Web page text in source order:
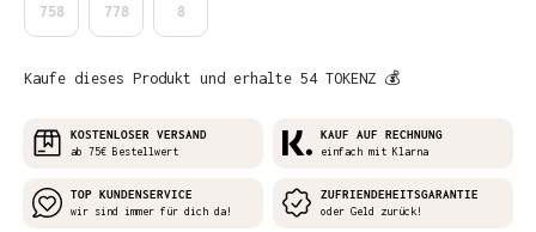
758 778 8
Kaufe dieses Produkt und erhalte 54 TOKENZ 💰
KOSTENLOSER VERSAND
ab 75€ Bestellwert
KAUF AUF RECHNUNG
einfach mit Klarna
TOP KUNDENSERVICE
wir sind immer für dich da!
ZUFRIENDEHEITSGARANTIE
oder Geld zurück!